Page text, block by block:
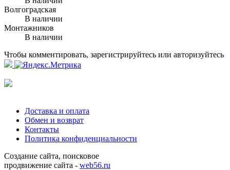
Волгоградская
В наличии
Монтажников
В наличии
Чтобы комментировать, зарегистрируйтесь или авторизуйтесь
Доставка и оплата
Обмен и возврат
Контакты
Политика конфиденциальности
Создание сайта, поисковое
продвижение сайта - web56.ru